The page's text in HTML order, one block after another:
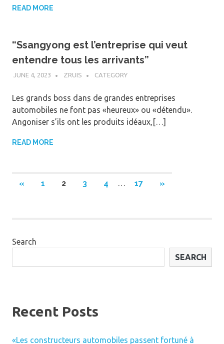
READ MORE
“Ssangyong est l’entreprise qui veut
entendre tous les arrivants”
JUNE 4, 2023 ZRUIS CATEGORY
Les grands boss dans de grandes entreprises
automobiles ne font pas «heureux» ou «détendu».
Angoniser s’ils ont les produits idéaux,[…]
READ MORE
Posts
« PREVIOUS
1 2 3 4 … 17
NEXT
»
Search
SEARCH
Recent Posts
«Les constructeurs automobiles passent fortuné à